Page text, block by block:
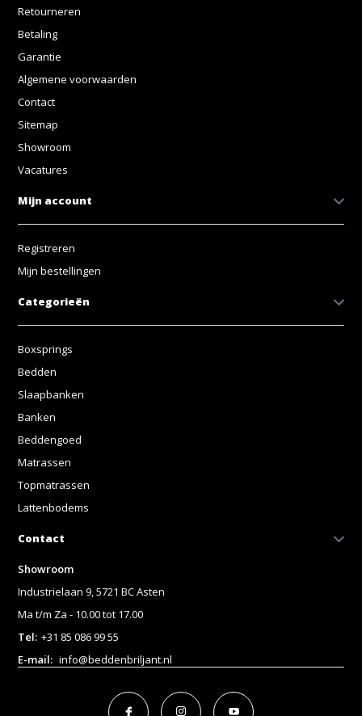
Retourneren
Betaling
Garantie
Algemene voorwaarden
Contact
Sitemap
Showroom
Vacatures
Mijn account
Registreren
Mijn bestellingen
Categorieën
Boxsprings
Bedden
Slaapbanken
Banken
Beddengoed
Matrassen
Topmatrassen
Lattenbodems
Contact
Showroom
Industrielaan 9, 5721 BC Asten
Ma t/m Za - 10.00 tot 17.00
Tel: +31 85 086 99 55
E-mail: info@beddenbriljant.nl